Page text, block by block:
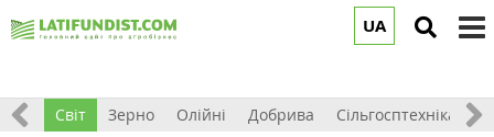
UA
Світ Зерно Олійні Добрива Сільгосптехніка